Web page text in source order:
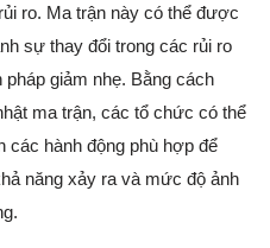
ro. Ma trận này có thể được
sự thay đổi trong các rủi ro
giảm nhẹ. Bằng cách
ma trận, các tổ chức có thể
các hành động phù hợp để
năng xảy ra và mức độ ảnh